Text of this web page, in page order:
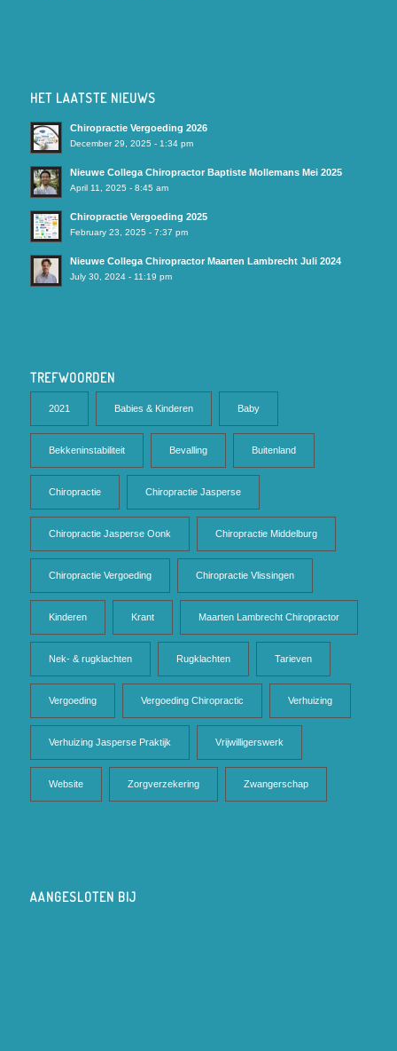
HET LAATSTE NIEUWS
Chiropractie Vergoeding 2026
December 29, 2025 - 1:34 pm
Nieuwe Collega Chiropractor Baptiste Mollemans Mei 2025
April 11, 2025 - 8:45 am
Chiropractie Vergoeding 2025
February 23, 2025 - 7:37 pm
Nieuwe Collega Chiropractor Maarten Lambrecht Juli 2024
July 30, 2024 - 11:19 pm
TREFWOORDEN
2021 Babies & Kinderen Baby
Bekkeninstabiliteit Bevalling Buitenland
Chiropractie Chiropractie Jasperse
Chiropractie Jasperse Oonk Chiropractie Middelburg
Chiropractie Vergoeding Chiropractie Vlissingen
Kinderen Krant Maarten Lambrecht Chiropractor
Nek- & rugklachten Rugklachten Tarieven
Vergoeding Vergoeding Chiropractic Verhuizing
Verhuizing Jasperse Praktijk Vrijwilligerswerk
Website Zorgverzekering Zwangerschap
AANGESLOTEN BIJ